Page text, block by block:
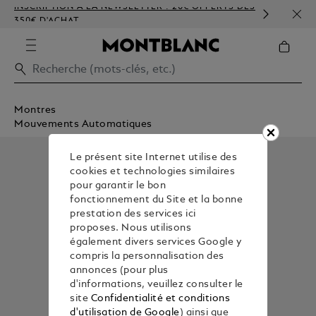
INSCRIPTION À LA NEWSLETTER : 20€ OFFERTS DÈS
350€ D'ACHAT
Montres
Mouvements Automatiques
Le présent site Internet utilise des
cookies et technologies similaires
pour garantir le bon
fonctionnement du Site et la bonne
prestation des services ici
proposes. Nous utilisons
également divers services Google y
compris la personnalisation des
annonces (pour plus
d'informations, veuillez consulter le
site Confidentialité et conditions
d'utilisation de Google) ainsi que